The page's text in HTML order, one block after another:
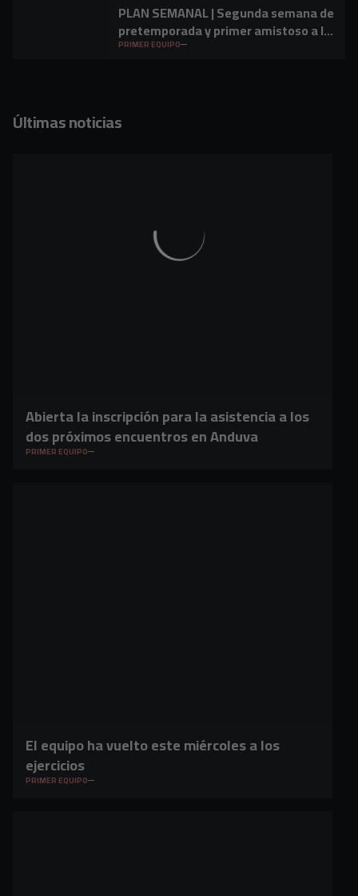
PLAN SEMANAL | Segunda semana de
pretemporada y primer amistoso a la
vista
PRIMER EQUIPO
Últimas noticias
Abierta la inscripción para la asistencia a los
dos próximos encuentros en Anduva
PRIMER EQUIPO
El equipo ha vuelto este miércoles a los
ejercicios
PRIMER EQUIPO